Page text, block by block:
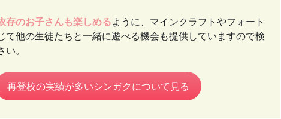
存のお子さんも楽しめるように、マインクラフトやフォート
て他の生徒たちと一緒に遊べる機会も提供していますので検
。
再登校の実績が多いシンガクについて見る